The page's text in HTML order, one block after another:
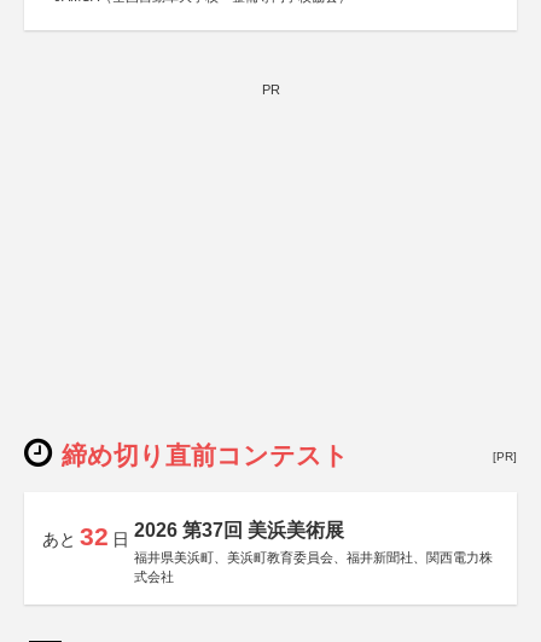
PR
締め切り直前コンテスト [PR]
あと 32 日 2026 第37回 美浜美術展
福井県美浜町、美浜町教育委員会、福井新聞社、関西電力株
式会社